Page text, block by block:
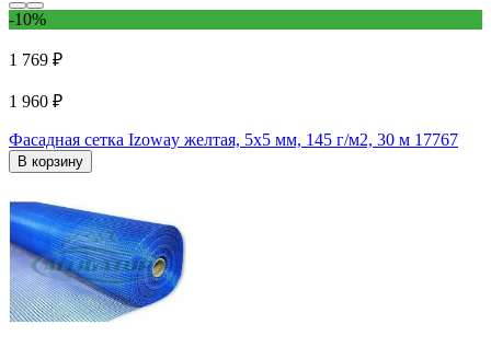
-10%
1 769 ₽
1 960 ₽
Фасадная сетка Izoway желтая, 5х5 мм, 145 г/м2, 30 м 17767
В корзину